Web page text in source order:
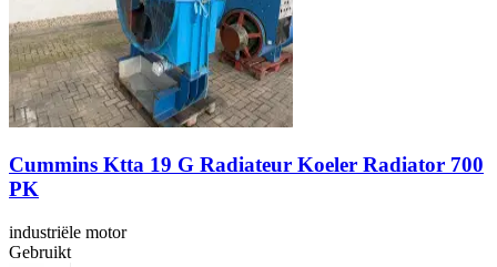
Cummins Ktta 19 G Radiateur Koeler Radiator 700
PK
industriële motor
Gebruikt